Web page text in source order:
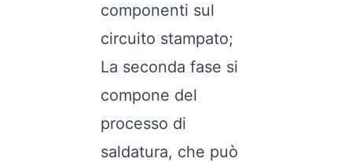
componenti sul
circuito stampato;
La seconda fase si
compone del
processo di
saldatura, che può